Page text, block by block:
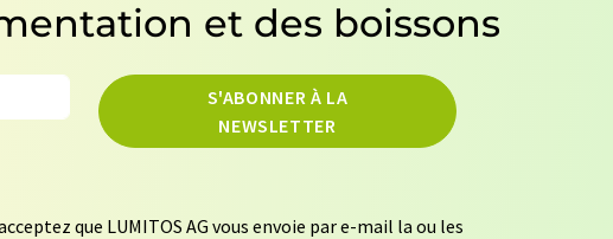
et des boissons
S'ABONNER À LA
NEWSLETTER
que LUMITOS AG vous envoie par e-mail la ou les